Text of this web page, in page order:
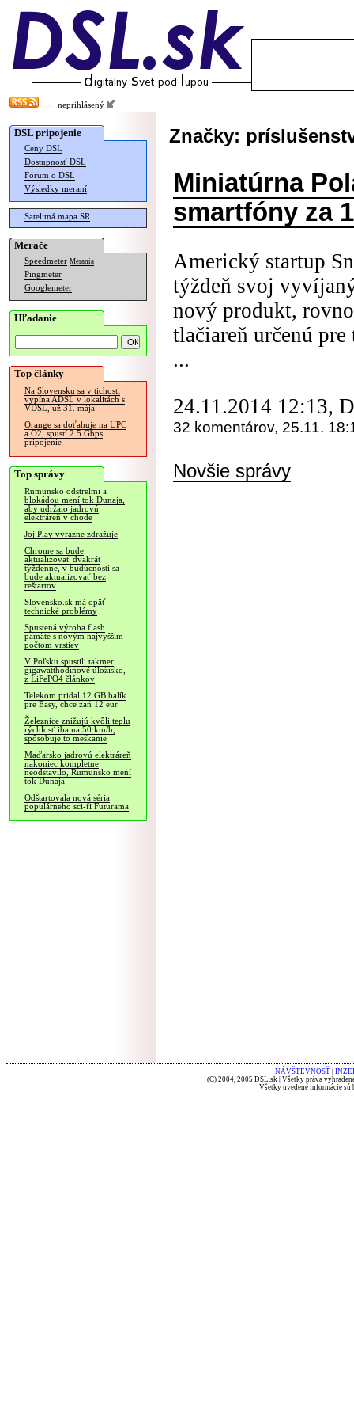
neprihlásený
DSL pripojenie
Ceny DSL
Dostupnosť DSL
Fórum o DSL
Výsledky meraní
Satelitná mapa SR
Merače
Speedmeter Merania
Pingmeter
Googlemeter
Hľadanie
Top články
Na Slovensku sa v tichosti
vypína ADSL v lokalitách s
VDSL, už 31. mája
Orange sa doťahuje na UPC
a O2, spustí 2.5 Gbps
pripojenie
Top správy
Rumunsko odstrelmi a
blokádou mení tok Dunaja,
aby udržalo jadrovú
elektráreň v chode
Joj Play výrazne zdražuje
Chrome sa bude
aktualizovať dvakrát
týždenne, v budúcnosti sa
bude aktualizovať bez
reštartov
Slovensko.sk má opäť
technické problémy
Spustená výroba flash
pamäte s novým najvyšším
počtom vrstiev
V Poľsku spustili takmer
gigawatthodinové úložisko,
z LiFePO4 článkov
Telekom pridal 12 GB balík
pre Easy, chce zaň 12 eur
Železnice znižujú kvôli teplu
rýchlosť iba na 50 km/h,
spôsobuje to meškanie
Maďarsko jadrovú elektráreň
nakoniec kompletne
neodstavilo, Rumunsko mení
tok Dunaja
Odštartovala nová séria
populárneho sci-fi Futurama
Značky:
Miniatúrna
smartfóny za
Americký startup
týždeň svoj
nový produkt,
tlačiareň určenú
...
24.11.2014 12:13,
32 komentárov, 25.11.
Novšie správy
NÁVŠTEVNOSŤ
(C) 2004, 2005 DSL.sk | Všetky práva
Všetky uvedené informácie sú